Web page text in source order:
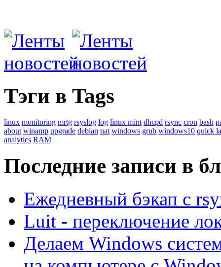
Тэги в Tags
linux monitoring mrtg rsyslog log linux mint dhcpd rsync cron bash
about winamp upgrade debian nat windows grub windows10 quick
analytics RAM
Последние записи в
Ежедневный бэкап с
Luit - переключение
Делаем Windows